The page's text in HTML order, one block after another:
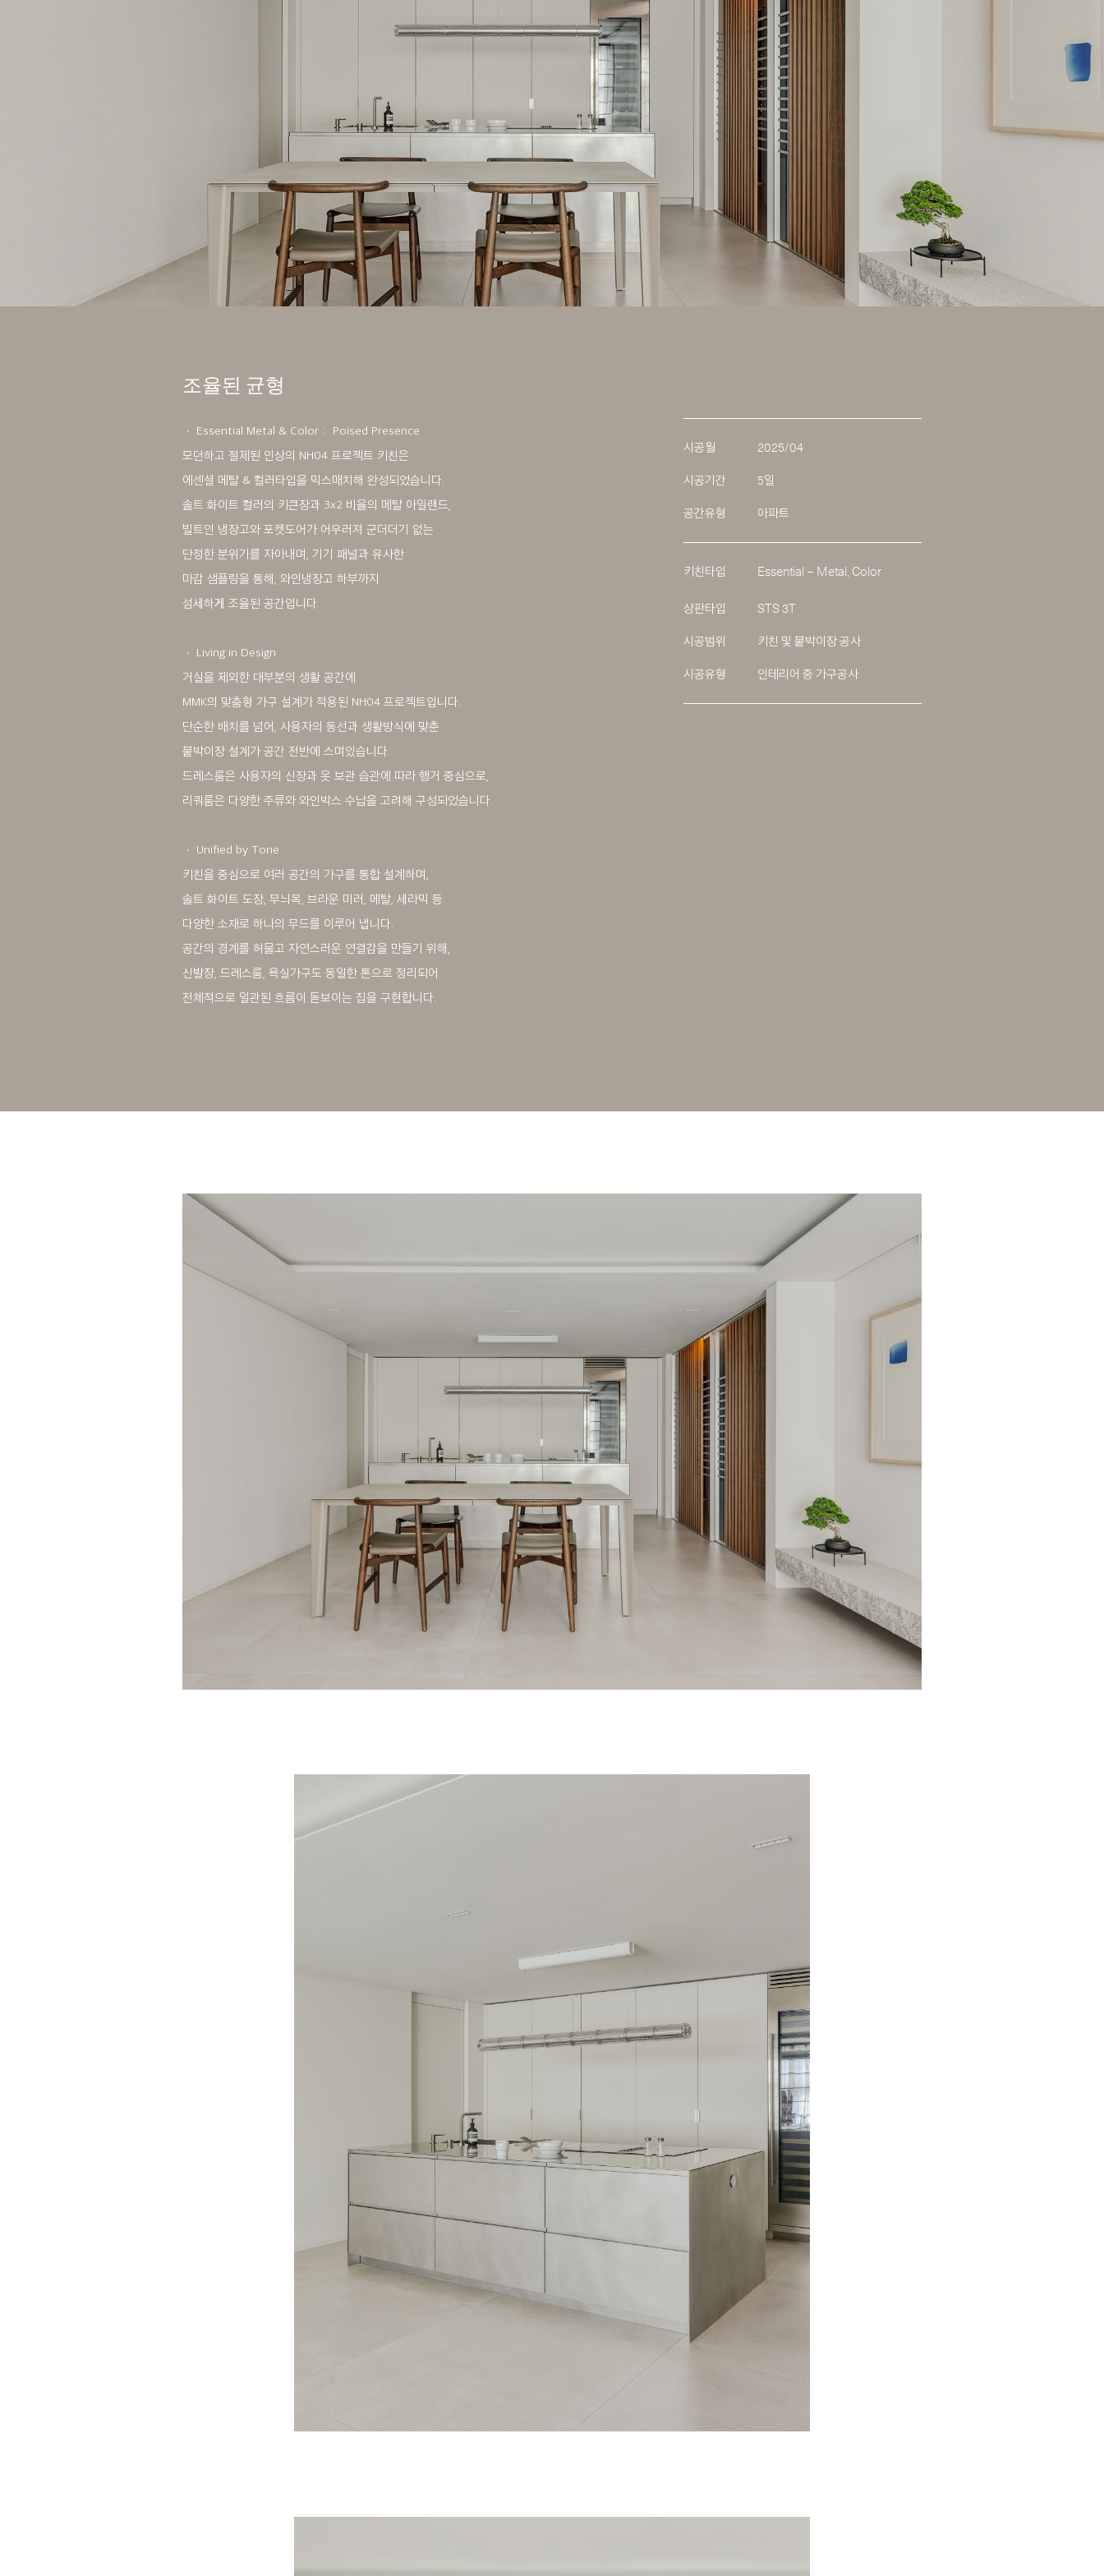
조율된 균형
ㆍ Essential Metal & Color : Poised Presence
모던하고 절제된 인상의 NH04 프로젝트 키친은
에센셜 메탈 & 컬러타입을 믹스매치해 완성되었습니다.
솔트 화이트 컬러의 키큰장과 3x2 비율의 메탈 아일랜드,
빌트인 냉장고와 포켓도어가 어우러져 군더더기 없는
단정한 분위기를 자아내며, 기기 패널과 유사한
마감 샘플링을 통해, 와인냉장고 하부까지
섬세하게 조율된 공간입니다.
ㆍ Living in Design
거실을 제외한 대부분의 생활 공간에
MMK의 맞춤형 가구 설계가 적용된 NH04 프로젝트입니다.
단순한 배치를 넘어, 사용자의 동선과 생활방식에 맞춘
붙박이장 설계가 공간 전반에 스며있습니다.
드레스룸은 사용자의 신장과 옷 보관 습관에 따라 행거 중심으로,
리쿼룸은 다양한 주류와 와인박스 수납을 고려해 구성되었습니다.
ㆍ Unified by Tone
키친을 중심으로 여러 공간의 가구를 통합 설계하며,
솔트 화이트 도장, 무늬목, 브라운 미러, 메탈, 세라믹 등
다양한 소재로 하나의 무드를 이루어 냅니다.
공간의 경계를 허물고 자연스러운 연결감을 만들기 위해,
신발장, 드레스룸, 욕실가구도 동일한 톤으로 정리되어
전체적으로 일관된 흐름이 돋보이는 집을 구현합니다.
시공월 2025/04
시공기간 5일
공간유형 아파트
키친타입 Essential – Metal, Color
상판타입 STS 3T
시공범위 키친 및 붙박이장 공사
시공유형 인테리어 중 가구공사